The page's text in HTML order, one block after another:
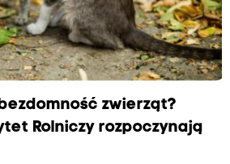
zwierząt?
Rolniczy rozpoczynają